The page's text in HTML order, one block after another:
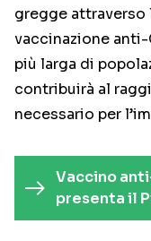
gregge attraverso
vaccinazione
più larga di
contribuirà al
necessario per
Vaccino
presenta il